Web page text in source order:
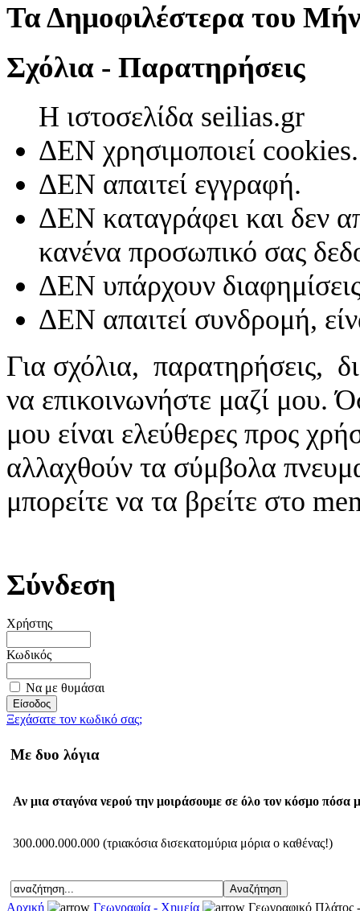
Τα Δημοφιλέστερα του
Σχόλια - Παρατηρήσεις
Η ιστοσελίδα seilias.gr
ΔΕΝ χρησιμοποιεί cookies.
ΔΕΝ απαιτεί εγγραφή.
ΔΕΝ καταγράφει και δεν
κανένα προσωπικό σας
ΔΕΝ υπάρχουν
ΔΕΝ απαιτεί συνδρομή,
Για σχόλια, παρατηρήσεις,
να επικοινωνήστε μαζί μου.
μου είναι ελεύθερες προς
αλλαχθούν τα σύμβολα
μπορείτε να τα βρείτε στο
Σύνδεση
Χρήστης
Κωδικός
Να με θυμάσαι
Ξεχάσατε τον κωδικό σας;
Με δυο λόγια
Αν μια σταγόνα νερού την μοιράσουμε σε όλο τον κόσμο πόσα
300.000.000.000 (τριακόσια δισεκατομύρια μόρια ο καθένας!)
Αρχική Γεωγραφία - Χημεία Γεωγραφικό Πλάτος